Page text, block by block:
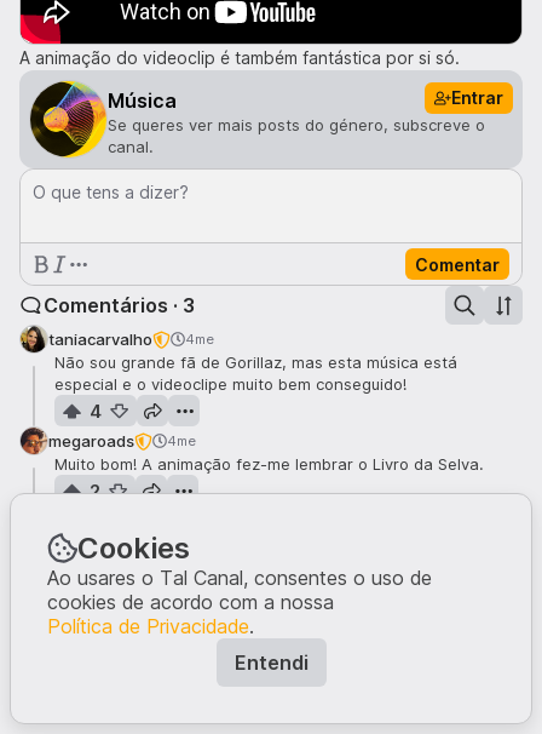
A animação do videoclip é também fantástica por si só.
Música Entrar
Se queres ver mais posts do género, subscreve o
canal.
O que tens a dizer?
Comentar
Comentários · 3
taniacarvalho 4me
Não sou grande fã de Gorillaz, mas esta música está
especial e o videoclipe muito bem conseguido!
4
megaroads 4me
Muito bom! A animação fez-me lembrar o Livro da Selva.
2
martamorais
a mim também!
1
Cookies
Ao usares o Tal Canal, consentes o uso de
cookies de acordo com a nossa
Política de Privacidade.
Entendi